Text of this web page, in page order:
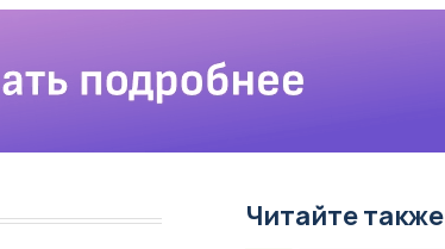
Читайте также